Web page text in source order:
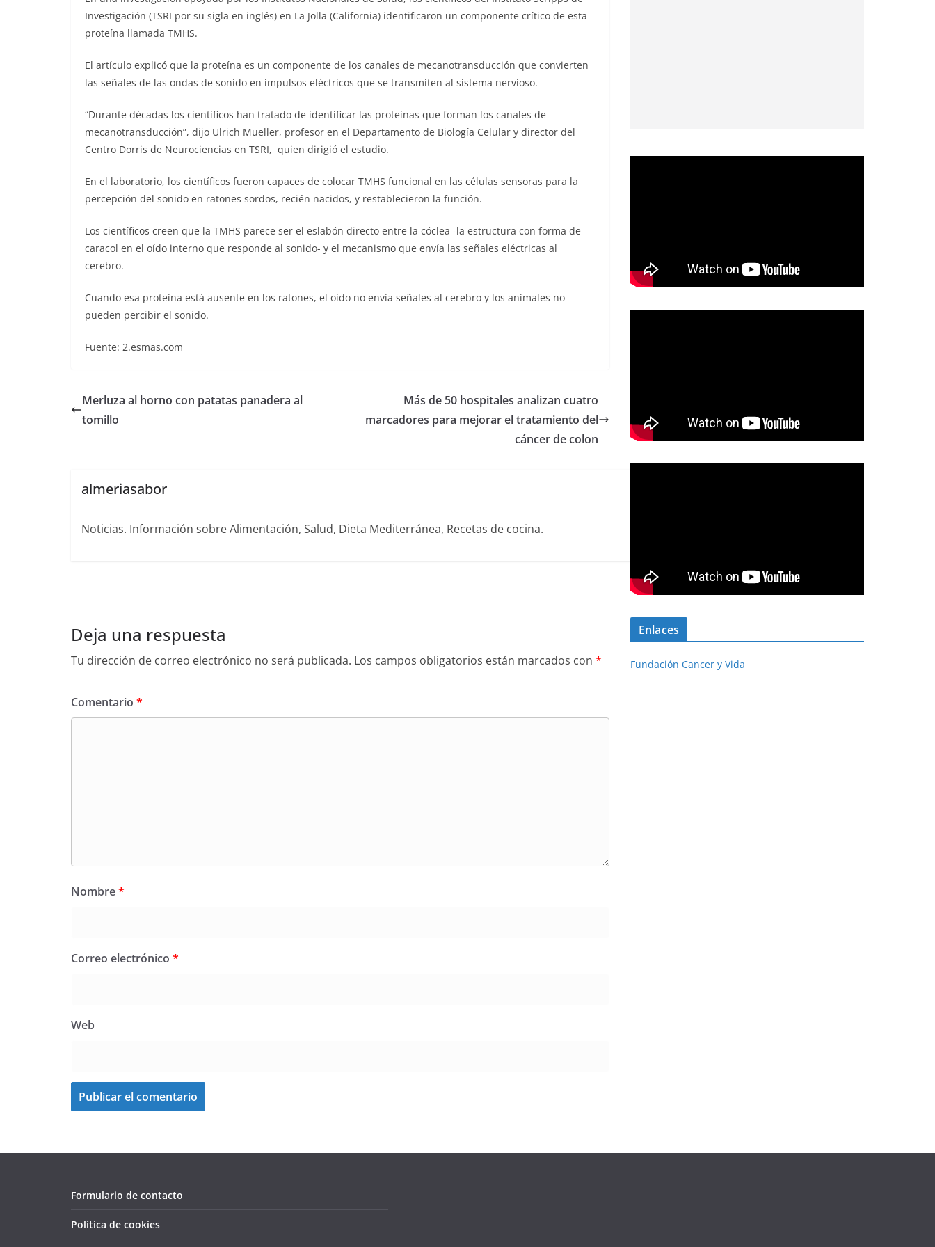
Investigación (TSRI por su sigla en inglés) en La Jolla (California) identificaron un componente crítico de esta
proteína llamada TMHS.
El artículo explicó que la proteína es un componente de los canales de mecanotransducción que convierten
las señales de las ondas de sonido en impulsos eléctricos que se transmiten al sistema nervioso.
“Durante décadas los científicos han tratado de identificar las proteínas que forman los canales de
mecanotransducción”, dijo Ulrich Mueller, profesor en el Departamento de Biología Celular y director del
Centro Dorris de Neurociencias en TSRI, quien dirigió el estudio.
En el laboratorio, los científicos fueron capaces de colocar TMHS funcional en las células sensoras para la
percepción del sonido en ratones sordos, recién nacidos, y restablecieron la función.
Los científicos creen que la TMHS parece ser el eslabón directo entre la cóclea -la estructura con forma de
caracol en el oído interno que responde al sonido- y el mecanismo que envía las señales eléctricas al
cerebro.
Cuando esa proteína está ausente en los ratones, el oído no envía señales al cerebro y los animales no
pueden percibir el sonido.
Fuente: 2.esmas.com
Merluza al horno con patatas panadera al
tomillo
Más de 50 hospitales analizan cuatro
marcadores para mejorar el tratamiento del
cáncer de colon
almeriasabor
Noticias. Información sobre Alimentación, Salud, Dieta Mediterránea, Recetas de cocina.
Deja una respuesta
Tu dirección de correo electrónico no será publicada. Los campos obligatorios están marcados con *
Comentario *
Nombre*
Correo electrónico *
Web
Enlaces
Fundación Cancer y Vida
Formulario de contacto
Política de cookies